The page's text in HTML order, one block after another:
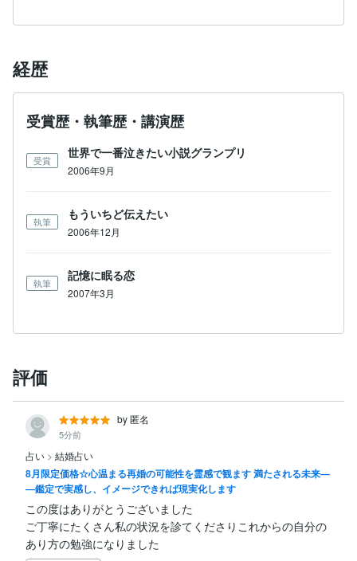
経歴
受賞歴・執筆歴・講演歴
受賞
世界で一番泣きたい小説グランプリ
2006年9月
執筆
もういちど伝えたい
2006年12月
執筆
記憶に眠る恋
2007年3月
評価
by 匿名
5分前
占い > 結婚占い
8月限定価格☆心温まる再婚の可能性を霊感で観ます 満たされる未来―
―鑑定で実感し、イメージできれば現実化します
この度はありがとうございました
ご丁寧にたくさん私の状況を診てくださりこれからの自分の
あり方の勉強になりました